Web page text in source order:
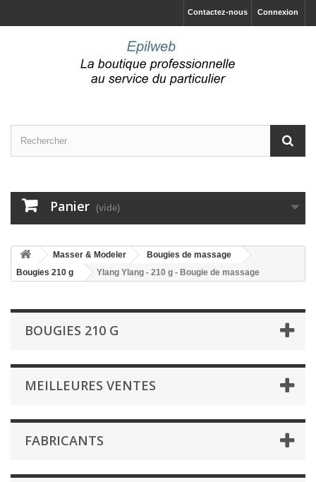
Connexion
Contactez-nous
Panier (vide)
Masser & Modeler
Bougies de massage
Bougies 210 g
Ylang Ylang - 210 g - Bougie de massage
BOUGIES 210 G
MEILLEURES VENTES
FABRICANTS